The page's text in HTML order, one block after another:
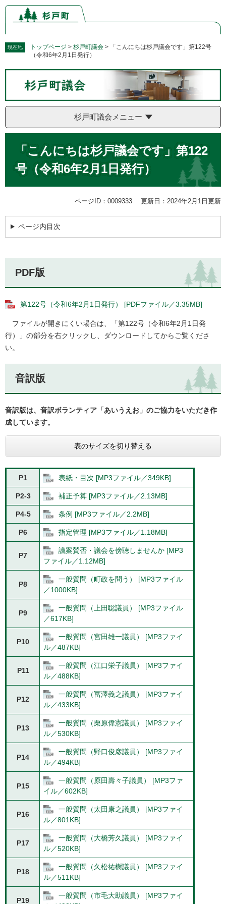
ペ
の
で
メ
ー
ば
本
現在地 トップページ > 杉戸町議会 >
「こんにちは杉戸議会です」第122号
（令和6年2月1日発行）
杉戸町議会メニュー
「こんにちは杉戸議会です」第122
号（令和6年2月1日発行）
ページID：0009333 更新日：2024年2月1日更新
ページ内目次
PDF版
第122号（令和6年2月1日発行） [PDFファイル／3.35MB]
ファイルが開きにくい場合は、「第122号（令和6年2月1日発
行）」の部分を右クリックし、ダウンロードしてからご覧くださ
い。
音訳版
音訳版は、音訳ボランティア「あいうえお」のご協力をいただき作
成しています。
表のサイズを切り替える
P1 表紙・目次 [MP3ファイル／349KB]
P2-3 補正予算 [MP3ファイル／2.13MB]
P4-5 条例 [MP3ファイル／2.2MB]
P6 指定管理 [MP3ファイル／1.18MB]
P7
議案賛否・議会を傍聴しませんか [MP3
ファイル／1.12MB]
P8
一般質問（町政を問う） [MP3ファイル
／1000KB]
P9
一般質問（上田聡議員） [MP3ファイル
／617KB]
P10
一般質問（宮田雄一議員） [MP3ファイ
ル／487KB]
P11
一般質問（江口栄子議員） [MP3ファイ
ル／488KB]
P12
一般質問（冨澤義之議員） [MP3ファイ
ル／433KB]
P13
一般質問（栗原偉憲議員） [MP3ファイ
ル／530KB]
P14
一般質問（野口俊彦議員） [MP3ファイ
ル／494KB]
P15
一般質問（原田壽々子議員） [MP3ファ
イル／602KB]
P16
一般質問（太田康之議員） [MP3ファイ
ル／801KB]
P17
一般質問（大橋芳久議員） [MP3ファイ
ル／520KB]
P18
一般質問（久松祐樹議員） [MP3ファイ
ル／511KB]
P19
一般質問（市毛大助議員） [MP3ファイ